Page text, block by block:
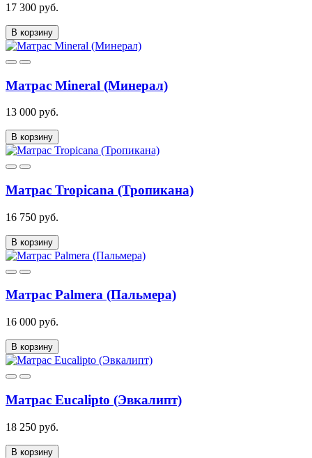
17 300 руб.
В корзину
Матрас Mineral (Минерал)
13 000 руб.
В корзину
Матрас Tropicana (Тропикана)
16 750 руб.
В корзину
Матрас Palmera (Пальмера)
16 000 руб.
В корзину
Матрас Eucalipto (Эвкалипт)
18 250 руб.
В корзину